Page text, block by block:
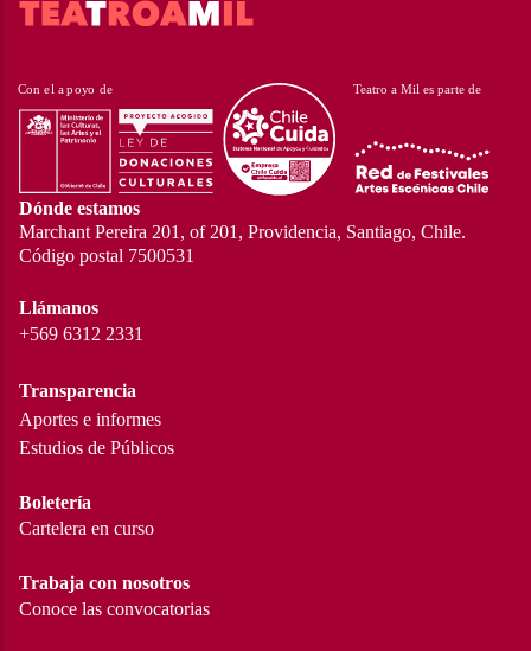
Dónde estamos
Marchant Pereira 201, of 201, Providencia, Santiago, Chile.
Código postal 7500531
Llámanos
+569 6312 2331
Transparencia
Aportes e informes
Estudios de Públicos
Boletería
Cartelera en curso
Trabaja con nosotros
Conoce las convocatorias